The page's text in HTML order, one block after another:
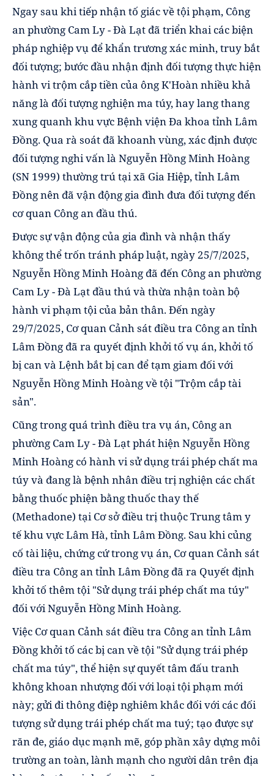
Ngay sau khi tiếp nhận tố giác về tội phạm, Công
an phường Cam Ly - Đà Lạt đã triển khai các biện
pháp nghiệp vụ để khẩn trương xác minh, truy bắt
đối tượng; bước đầu nhận định đối tượng thực hiện
hành vi trộm cắp tiền của ông K'Hoàn nhiều khả
năng là đối tượng nghiện ma túy, hay lang thang
xung quanh khu vực Bệnh viện Đa khoa tỉnh Lâm
Đồng. Qua rà soát đã khoanh vùng, xác định được
đối tượng nghi vấn là Nguyễn Hồng Minh Hoàng
(SN 1999) thường trú tại xã Gia Hiệp, tỉnh Lâm
Đồng nên đã vận động gia đình đưa đối tượng đến
cơ quan Công an đầu thú.
Được sự vận động của gia đình và nhận thấy
không thể trốn tránh pháp luật, ngày 25/7/2025,
Nguyễn Hồng Minh Hoàng đã đến Công an phường
Cam Ly - Đà Lạt đầu thú và thừa nhận toàn bộ
hành vi phạm tội của bản thân. Đến ngày
29/7/2025, Cơ quan Cảnh sát điều tra Công an tỉnh
Lâm Đồng đã ra quyết định khởi tố vụ án, khởi tố
bị can và Lệnh bắt bị can để tạm giam đối với
Nguyễn Hồng Minh Hoàng về tội "Trộm cắp tài
sản".
Cũng trong quá trình điều tra vụ án, Công an
phường Cam Ly - Đà Lạt phát hiện Nguyễn Hồng
Minh Hoàng có hành vi sử dụng trái phép chất ma
túy và đang là bệnh nhân điều trị nghiện các chất
bằng thuốc phiện bằng thuốc thay thế
(Methadone) tại Cơ sở điều trị thuộc Trung tâm y
tế khu vực Lâm Hà, tỉnh Lâm Đồng. Sau khi củng
cố tài liệu, chứng cứ trong vụ án, Cơ quan Cảnh sát
điều tra Công an tỉnh Lâm Đồng đã ra Quyết định
khởi tố thêm tội "Sử dụng trái phép chất ma túy"
đối với Nguyễn Hồng Minh Hoàng.
Việc Cơ quan Cảnh sát điều tra Công an tỉnh Lâm
Đồng khởi tố các bị can về tội "Sử dụng trái phép
chất ma túy", thể hiện sự quyết tâm đấu tranh
không khoan nhượng đối với loại tội phạm mới
này; gửi đi thông điệp nghiêm khắc đối với các đối
tượng sử dụng trái phép chất ma tuý; tạo được sự
răn đe, giáo dục mạnh mẽ, góp phần xây dựng môi
trường an toàn, lành mạnh cho người dân trên địa